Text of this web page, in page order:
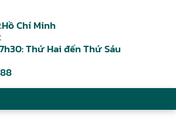
Chí Minh
Thứ Hai đến Thứ Sáu